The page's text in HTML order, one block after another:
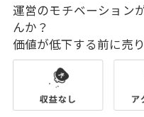
運営のモチベーション
んか？
価値が低下する前に売